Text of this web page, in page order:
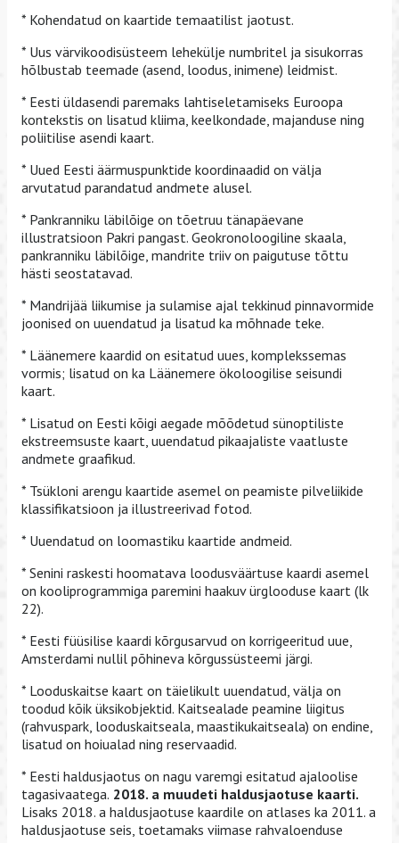
* Kohendatud on kaartide temaatilist jaotust.
* Uus värvikoodisüsteem lehekülje numbritel ja sisukorras
hõlbustab teemade (asend, loodus, inimene) leidmist.
* Eesti üldasendi paremaks lahtiseletamiseks Euroopa
kontekstis on lisatud kliima, keelkondade, majanduse ning
poliitilise asendi kaart.
* Uued Eesti äärmuspunktide koordinaadid on välja
arvutatud parandatud andmete alusel.
* Pankranniku läbilõige on tõetruu tänapäevane
illustratsioon Pakri pangast. Geokronoloogiline skaala,
pankranniku läbilõige, mandrite triiv on paigutuse tõttu
hästi seostatavad.
* Mandrijää liikumise ja sulamise ajal tekkinud pinnavormide
joonised on uuendatud ja lisatud ka mõhnade teke.
* Läänemere kaardid on esitatud uues, komplekssemas
vormis; lisatud on ka Läänemere ökoloogilise seisundi
kaart.
* Lisatud on Eesti kõigi aegade mõõdetud sünoptiliste
ekstreemsuste kaart, uuendatud pikaajaliste vaatluste
andmete graafikud.
* Tsükloni arengu kaartide asemel on peamiste pilveliikide
klassifikatsioon ja illustreerivad fotod.
* Uuendatud on loomastiku kaartide andmeid.
* Senini raskesti hoomatava loodusväärtuse kaardi asemel
on kooliprogrammiga paremini haakuv ürglooduse kaart (lk
22).
* Eesti füüsilise kaardi kõrgusarvud on korrigeeritud uue,
Amsterdami nullil põhineva kõrgussüsteemi järgi.
* Looduskaitse kaart on täielikult uuendatud, välja on
toodud kõik üksikobjektid. Kaitsealade peamine liigitus
(rahvuspark, looduskaitseala, maastikukaitseala) on endine,
lisatud on hoiualad ning reservaadid.
* Eesti haldusjaotus on nagu varemgi esitatud ajaloolise
tagasivaatega. 2018. a muudeti haldusjaotuse kaarti.
Lisaks 2018. a haldusjaotuse kaardile on atlases ka 2011. a
haldusjaotuse seis, toetamaks viimase rahvaloenduse